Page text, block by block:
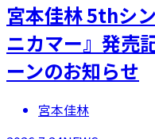
宮本佳林 5thシ
ニカマー』発売
ーンのお知らせ
宮本佳林